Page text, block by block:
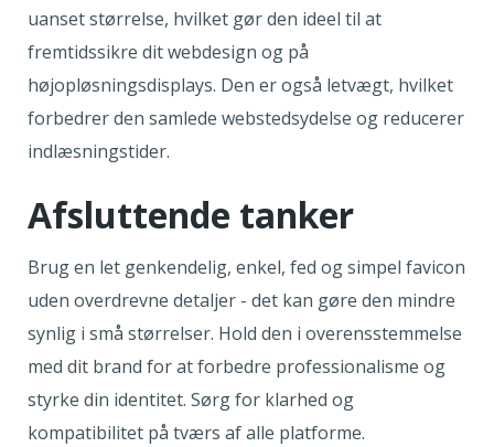
uanset størrelse, hvilket gør den ideel til at
fremtidssikre dit webdesign og på
højopløsningsdisplays. Den er også letvægt, hvilket
forbedrer den samlede webstedsydelse og reducerer
indlæsningstider.
Afsluttende tanker
Brug en let genkendelig, enkel, fed og simpel favicon
uden overdrevne detaljer - det kan gøre den mindre
synlig i små størrelser. Hold den i overensstemmelse
med dit brand for at forbedre professionalisme og
styrke din identitet. Sørg for klarhed og
kompatibilitet på tværs af alle platforme.